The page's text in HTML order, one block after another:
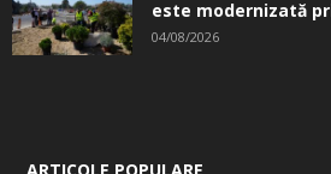
este modernizată
04/08/2026